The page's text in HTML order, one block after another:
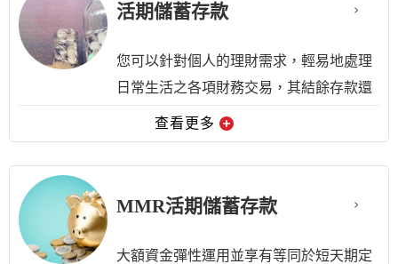
(2) 帳戶存款餘額如未達起息點新臺幣
活期儲蓄存款
您可以針對個人的理財需求，輕易地處理
日常生活之各項財務交易，其結餘存款還
能為您帶來利息收入。
【計息方式】
(2) 帳戶存款餘額如未達起息點新臺幣
查看更多
MMR活期儲蓄存款
大額資金彈性運用並享有等同於短天期定